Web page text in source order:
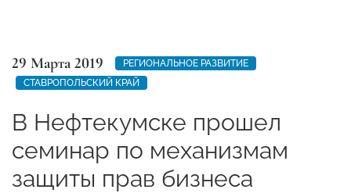
29 Марта 2019
РЕГИОНАЛЬНОЕ РАЗВИТИЕ
СТАВРОПОЛЬСКИЙ КРАЙ
В Нефтекумске прошел
семинар по механизмам
защиты прав бизнеса